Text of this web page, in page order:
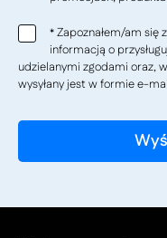
*Zapoznałem/am się
informacją o
udzielanymi zgodami oraz,
wysyłany jest w formie e-